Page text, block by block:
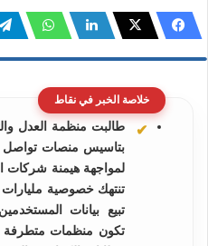
خلاصة الخبر في نقاط
طالبت منظمة العدل
بتاسيس منصات تواصل
لمواجهة هيمنة شركات
تنتهك خصوصية مليارات
تبيع بيانات
تكون منظمات متطرفة